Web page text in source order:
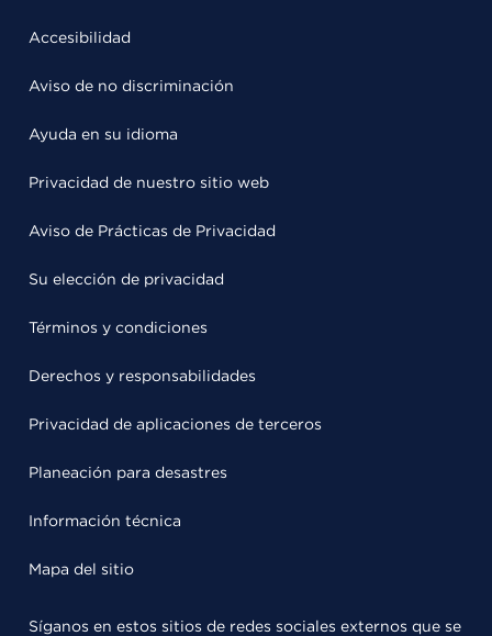
Accesibilidad
Aviso de no discriminación
Ayuda en su idioma
Privacidad de nuestro sitio web
Aviso de Prácticas de Privacidad
Su elección de privacidad
Términos y condiciones
Derechos y responsabilidades
Privacidad de aplicaciones de terceros
Planeación para desastres
Información técnica
Mapa del sitio
Síganos en estos sitios de redes sociales externos que se